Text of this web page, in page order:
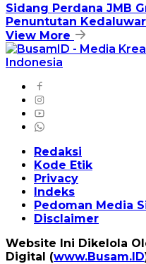
Sidang Perdana JMB
Penuntutan
View More
Redaksi
Kode Etik
Privacy
Indeks
Pedoman Media
Disclaimer
Website Ini Dikelola
Digital (www.Busam.ID